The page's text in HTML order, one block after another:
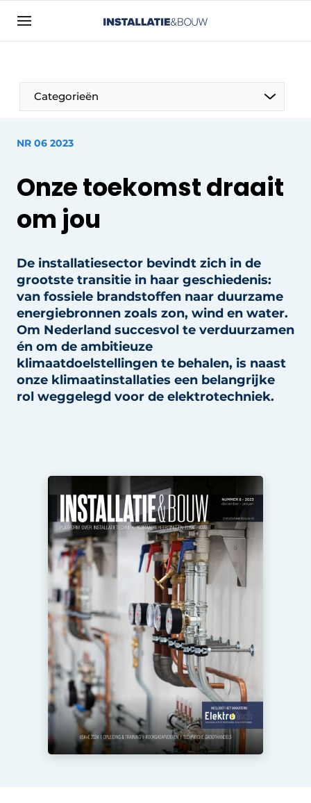
Aanmelden
Bedrijven
Contact
Direct contact
Installatie & Bouw | Platform over
installatietechniek, klimaatbeheersing en
elektriciteit
Nieuwsbrief
Podcasts
Privacy / Cookie statement
Vacature aanmelden
Vacatures
Video’s
Categorieën
NR 06 2023
Onze toekomst draait
om jou
De installatiesector bevindt zich in de
grootste transitie in haar geschiedenis:
van fossiele brandstoffen naar duurzame
energiebronnen zoals zon, wind en water.
Om Nederland succesvol te verduurzamen
én om de ambitieuze
klimaatdoelstellingen te behalen, is naast
onze klimaatinstallaties een belangrijke
rol weggelegd voor de elektrotechniek.